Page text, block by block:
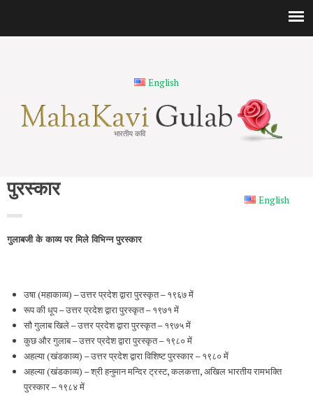
English
भारतीय कवि
English
पुरस्कार
गुलाबजी के काव्य पर मिले विभिन्न पुरस्कार
उषा (महाकाव्य) – उत्तर प्रदेश द्वारा पुरस्कृत – १९६७ में
रूप की धूप – उत्तर प्रदेश द्वारा पुरस्कृत – १९७१ में
सौ गुलाब खिले – उत्तर प्रदेश द्वारा पुरस्कृत – १९७५ में
कुछ और गुलाब – उत्तर प्रदेश द्वारा पुरस्कृत – १९८० में
अहल्या (खंडकाव्य) – उत्तर प्रदेश द्वारा विशिष्ट पुरस्कार – १९८० में
अहल्या (खंडकाव्य) – श्री हनुमान मन्दिर ट्रस्ट, कलकत्ता, अखिल भारतीय रामभक्ति
पुरस्कार – १९८४ में